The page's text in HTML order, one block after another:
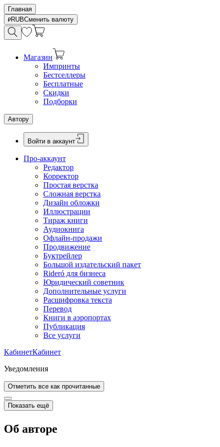
Главная
RUBСменить валюту
Магазин
Импринты
Бестселлеры
Бесплатные
Скидки
Подборки
Автору
Войти в аккаунт
Про-аккаунт
Редактор
Корректор
Простая верстка
Сложная верстка
Дизайн обложки
Иллюстрации
Тираж книги
Аудиокнига
Офлайн-продажи
Продвижение
Буктрейлер
Большой издательский пакет
Rideró для бизнеса
Юридический советник
Дополнительные услуги
Расшифровка текста
Перевод
Книги в аэропортах
Публикация
Все услуги
КабинетКабинет
Уведомления
Отметить все как прочитанные
Показать ещё
Об авторе